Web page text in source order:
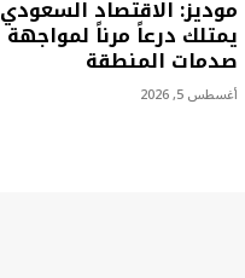
موديز: الاقتصاد السعودي
يمتلك درعاً مرناً لمواجهة
صدمات المنطقة
أغسطس 5, 2026